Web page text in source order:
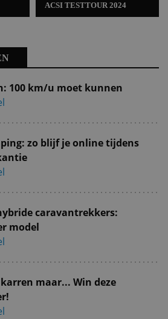
ACSI TESTTOUR 2024
100 km/u moet kunnen
zo blijf je online tijdens
caravantrekkers:
model
maar... Win deze